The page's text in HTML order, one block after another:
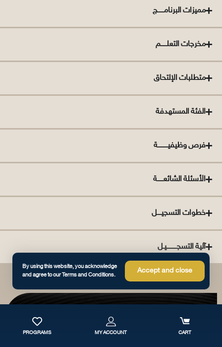
مميزات البرنامــــــج
مخرجات التعلــــــم
متطلبات الإلتحاق
الفئة المستهدفة
فرص وظيفيــــــــــة
الأسئلة الشائعــــــة
خطوات التسجيــــل
PROGRAMS MY ACCOUNT CART
By using this website, you acknowledge
and agree to our Terms and Conditions.
Accept and close